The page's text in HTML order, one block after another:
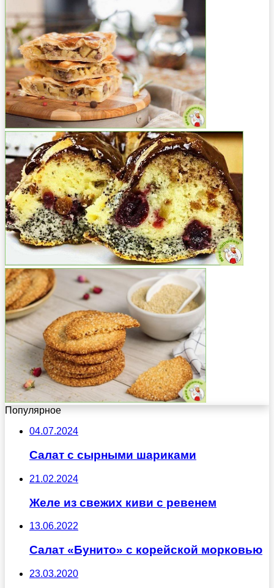
Популярное
04.07.2024
Салат с сырными шариками
21.02.2024
Желе из свежих киви с ревенем
13.06.2022
Салат «Бунито» с корейской морковью
23.03.2020